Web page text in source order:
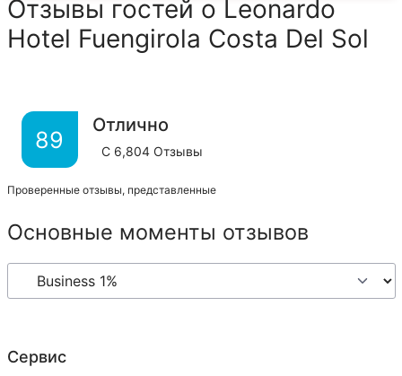
Отзывы гостей о Leonardo
Hotel Fuengirola Costa Del Sol
89
Отлично
С 6,804 Отзывы
Проверенные отзывы, представленные
Основные моменты отзывов
Сервис